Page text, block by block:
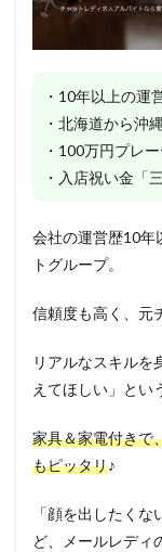
・10年以上の運
・北海道から沖
・100万円プレ
・入店祝い金「
会社の運営歴10年
トグループ。
信頼度も高く、元
リアルなスキルを
えてほしい」とい
家具＆家電付きで
もピッタリ♪
「顔を出したく
ど、メールレディ